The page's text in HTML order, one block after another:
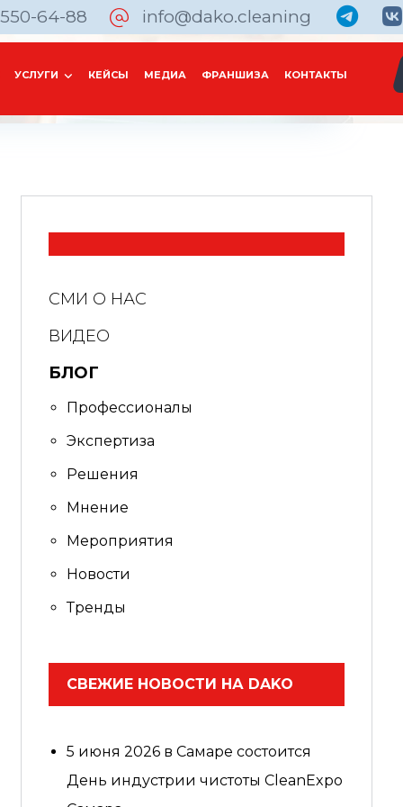
info@dako.cleaning
64-88
УСЛУГИ КЕЙСЫ МЕДИА ФРАНШИЗА КОНТАКТЫ
СМИ О НАС
ВИДЕО
БЛОГ
Профессионалы
Экспертиза
Решения
Мнение
Мероприятия
Новости
Тренды
СВЕЖИЕ НОВОСТИ НА DAKO
5 июня 2026 в Самаре состоится
День индустрии чистоты CleanExpo